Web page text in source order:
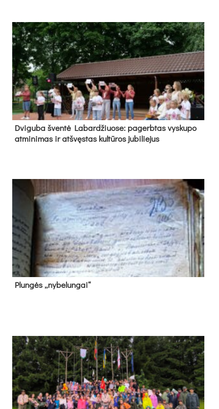
Dvi­gu­ba šven­tė La­bar­džiuo­se: pa­gerb­tas vys­ku­po
at­mi­ni­mas ir at­švęs­tas kul­tū­ros ju­bi­lie­jus
Plun­gės „ny­be­lun­gai“